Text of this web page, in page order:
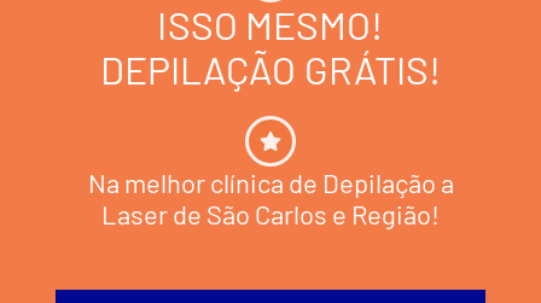
ISSO MESMO!
DEPILAÇÃO GRÁTIS!
Na melhor clínica de Depilação a
Laser de São Carlos e Região!